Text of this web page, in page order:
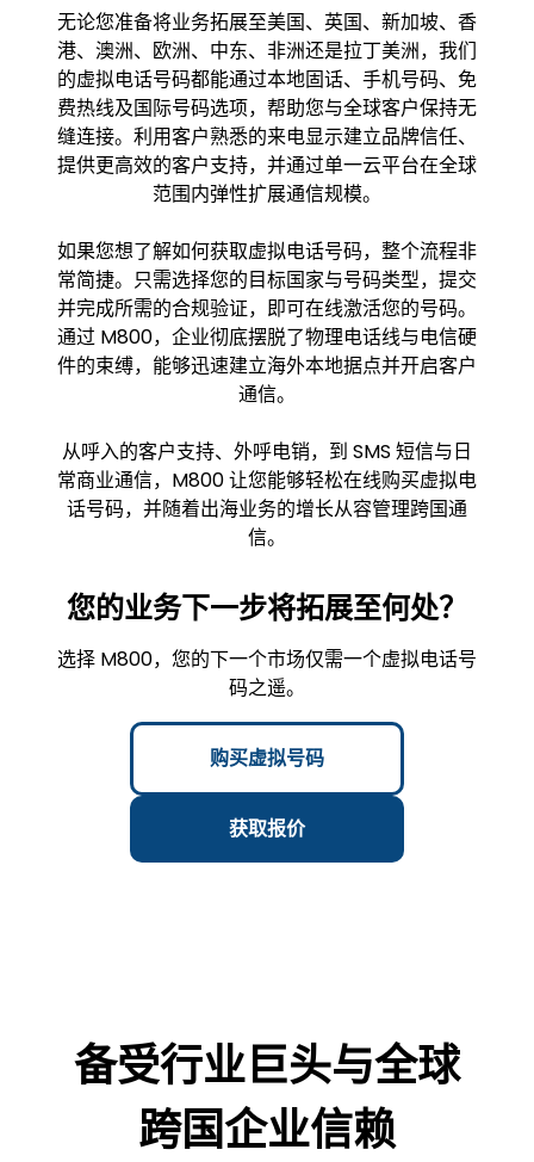
无论您准备将业务拓展至美国、英国、新加坡、香
港、澳洲、欧洲、中东、非洲还是拉丁美洲，我们
的虚拟电话号码都能通过本地固话、手机号码、免
费热线及国际号码选项，帮助您与全球客户保持无
缝连接。利用客户熟悉的来电显示建立品牌信任、
提供更高效的客户支持，并通过单一云平台在全球
范围内弹性扩展通信规模。
如果您想了解如何获取虚拟电话号码，整个流程非
常简捷。只需选择您的目标国家与号码类型，提交
并完成所需的合规验证，即可在线激活您的号码。
通过 M800，企业彻底摆脱了物理电话线与电信硬
件的束缚，能够迅速建立海外本地据点并开启客户
通信。
从呼入的客户支持、外呼电销，到 SMS 短信与日
常商业通信，M800 让您能够轻松在线购买虚拟电
话号码，并随着出海业务的增长从容管理跨国通
信。
您的业务下一步将拓展至何处？
选择 M800，您的下一个市场仅需一个虚拟电话号
码之遥。
购买虚拟号码
获取报价
备受行业巨头与全球
跨国企业信赖